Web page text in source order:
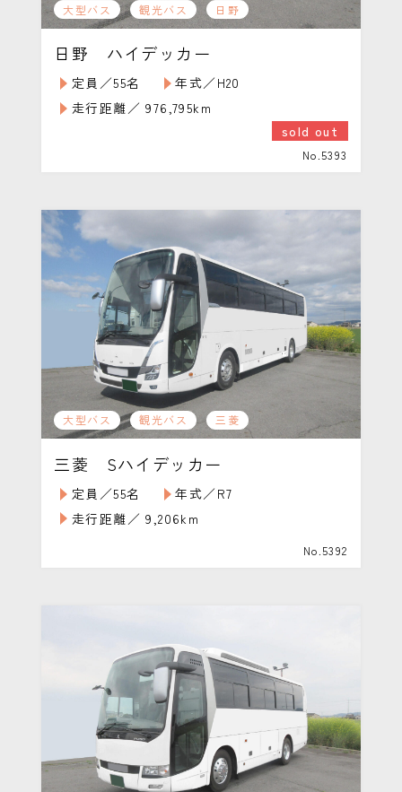
大型バス 観光バス 日野
日野 ハイデッカー
定員／55名
年式／H20
走行距離／ 976,795km
sold out
No.5393
大型バス 観光バス 三菱
三菱 Sハイデッカー
定員／55名
年式／R7
走行距離／ 9,206km
No.5392